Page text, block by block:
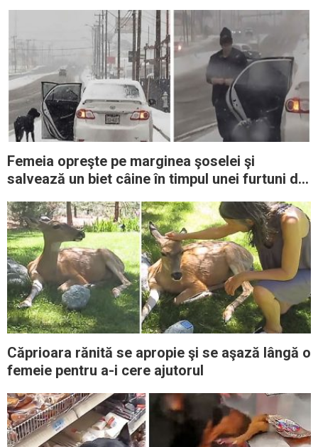
Femeia opreşte pe marginea şoselei şi
salvează un biet câine în timpul unei furtuni de
Căprioara rănită se apropie şi se aşază lângă o
femeie pentru a-i cere ajutorul